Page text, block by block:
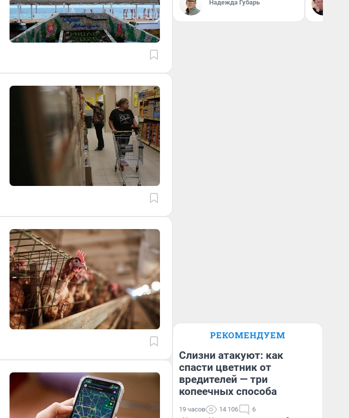
Надежда Губарь
РЕКОМЕНДУЕМ
Слизни атакуют: как
спасти цветник от
вредителей — три
копеечных способа
19 часов 14 106 6